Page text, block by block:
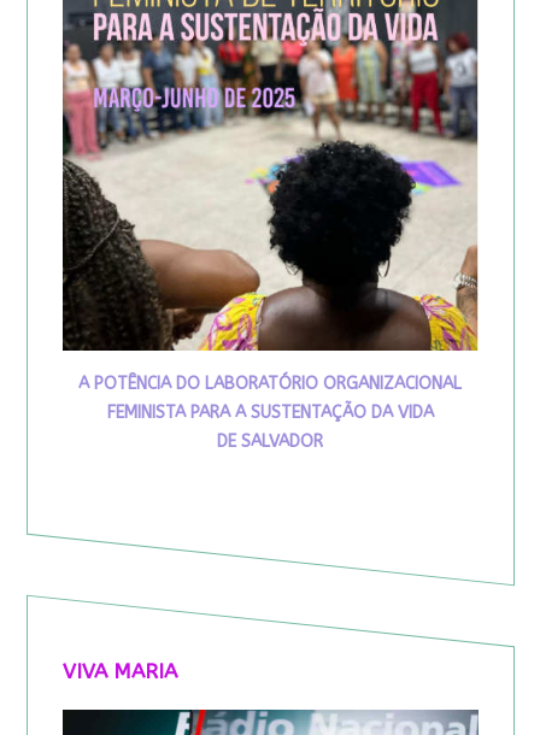
A POTÊNCIA DO LABORATÓRIO ORGANIZACIONAL
FEMINISTA PARA A SUSTENTAÇÃO DA VIDA
DE SALVADOR
VIVA MARIA